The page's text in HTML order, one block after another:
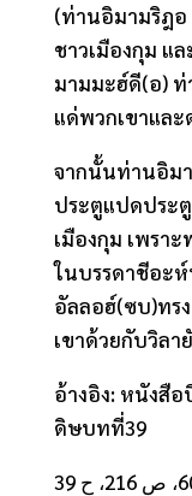
(ท่านอิมามริฎอ
ชาวเมืองกุม แ
มามมะฮ์ดี(อ) ท่
แด่พวกเขาแล
จากนั้นท่านอิมา
ประตูแปดประ
เมืองกุม เพรา
ในบรรดาชีอะ
อัลลอฮ์(ซบ)ทร
เขาด้วยกับวิลา
อ้างอิง: หนังสือ
ดิษบทที่39